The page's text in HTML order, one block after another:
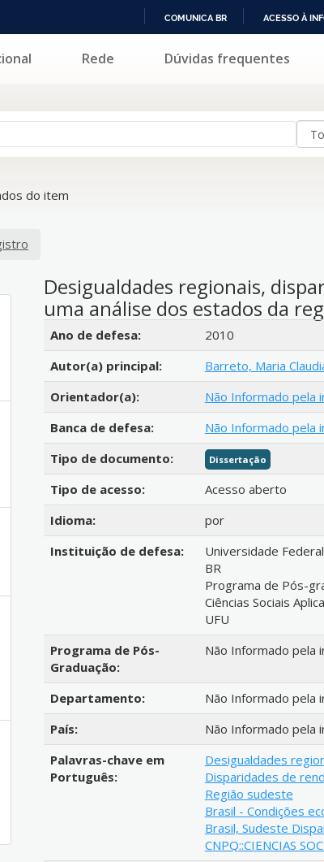
PARA
COMUNICA BR ACESSO À
Rede Dúvidas frequentes
do item
Desigualdades regionais,
uma análise dos estados da
Detalhes bibliográficos
Ano de defesa:
2010
Autor(a) principal:
Barreto, Maria
Orientador(a):
Não Informado pela
Banca de defesa:
Não Informado pela
Tipo de documento:
Dissertação
Tipo de acesso:
Acesso aberto
Idioma:
por
Instituição de defesa:
Universidade
BR
Programa de Pós-
Ciências Sociais
UFU
Programa de Pós-
Graduação:
Não Informado pela
Departamento:
Não Informado pela
País:
Não Informado pela
Palavras-chave em
Português:
Desigualdades
Disparidades de
Região sudeste
Brasil - Condições
Brasil, Sudeste
CNPQ::CIENCIAS